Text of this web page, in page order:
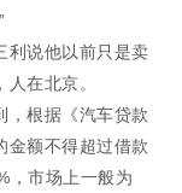
说他以前只是卖
在北京。
根据《汽车贷款
金额不得超过借款
，市场上一般为